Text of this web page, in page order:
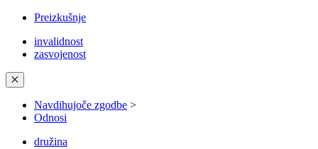
Preizkušnje
invalidnost
zasvojenost
✕
Navdihujoče zgodbe >
Odnosi
družina